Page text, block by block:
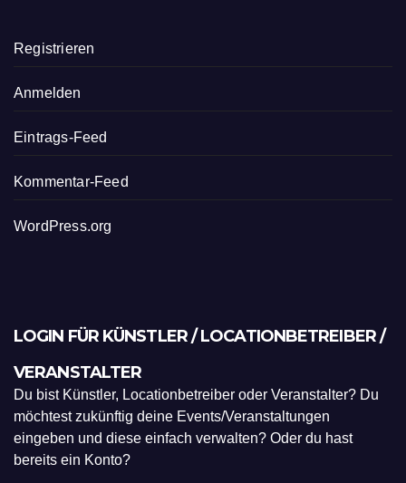
Registrieren
Anmelden
Eintrags-Feed
Kommentar-Feed
WordPress.org
LOGIN FÜR KÜNSTLER / LOCATIONBETREIBER /
VERANSTALTER
Du bist Künstler, Locationbetreiber oder Veranstalter? Du
möchtest zukünftig deine Events/Veranstaltungen
eingeben und diese einfach verwalten? Oder du hast
bereits ein Konto?